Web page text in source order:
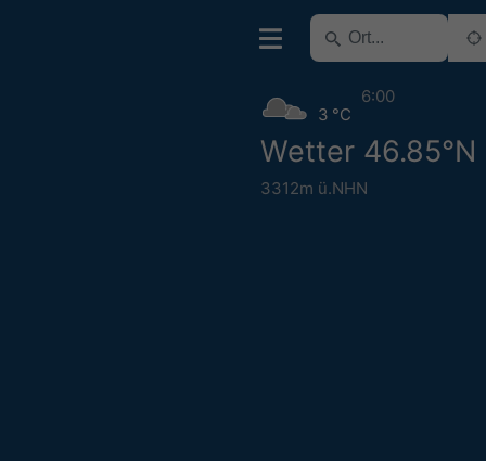
Wetter 46.85°N
3312m ü.NHN
3 °C
6:00